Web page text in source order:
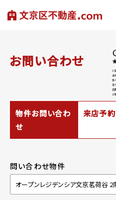
お問い合わせ
物件お問い合わ
せ
来店予約
問い合わせ物件